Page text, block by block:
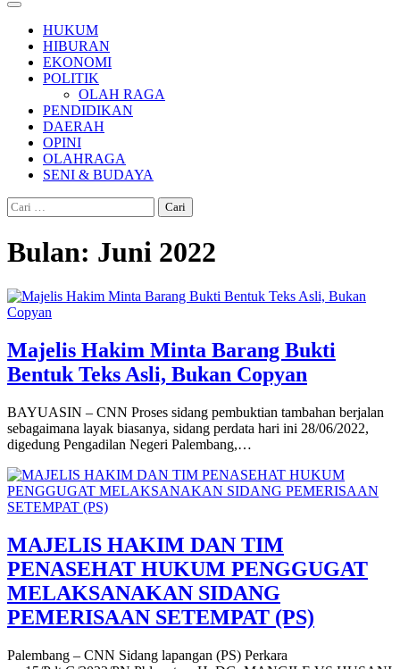
HUKUM
HIBURAN
EKONOMI
POLITIK
OLAH RAGA
PENDIDIKAN
DAERAH
OPINI
OLAHRAGA
SENI & BUDAYA
Cari
untuk:
Bulan: Juni 2022
Majelis Hakim Minta Barang Bukti
Bentuk Teks Asli, Bukan Copyan
BAYUASIN – CNN Proses sidang pembuktian tambahan berjalan
sebagaimana layak biasanya, sidang perdata hari ini 28/06/2022,
digedung Pengadilan Negeri Palembang,…
MAJELIS HAKIM DAN TIM
PENASEHAT HUKUM PENGGUGAT
MELAKSANAKAN SIDANG
PEMERISAAN SETEMPAT (PS)
Palembang – CNN Sidang lapangan (PS) Perkara